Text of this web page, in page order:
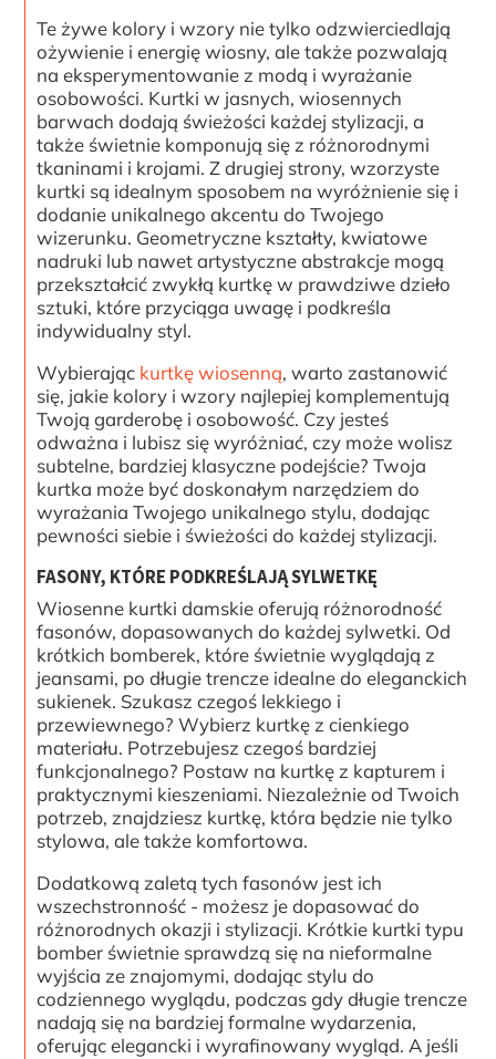
Te żywe kolory i wzory nie tylko odzwierciedlają
ożywienie i energię wiosny, ale także pozwalają
na eksperymentowanie z modą i wyrażanie
osobowości. Kurtki w jasnych, wiosennych
barwach dodają świeżości każdej stylizacji, a
także świetnie komponują się z różnorodnymi
tkaninami i krojami. Z drugiej strony, wzorzyste
kurtki są idealnym sposobem na wyróżnienie się i
dodanie unikalnego akcentu do Twojego
wizerunku. Geometryczne kształty, kwiatowe
nadruki lub nawet artystyczne abstrakcje mogą
przekształcić zwykłą kurtkę w prawdziwe dzieło
sztuki, które przyciąga uwagę i podkreśla
indywidualny styl.
Wybierając kurtkę wiosenną, warto zastanowić
się, jakie kolory i wzory najlepiej komplementują
Twoją garderobę i osobowość. Czy jesteś
odważna i lubisz się wyróżniać, czy może wolisz
subtelne, bardziej klasyczne podejście? Twoja
kurtka może być doskonałym narzędziem do
wyrażania Twojego unikalnego stylu, dodając
pewności siebie i świeżości do każdej stylizacji.
FASONY, KTÓRE PODKREŚLAJĄ SYLWETKĘ
Wiosenne kurtki damskie oferują różnorodność
fasonów, dopasowanych do każdej sylwetki. Od
krótkich bomberek, które świetnie wyglądają z
jeansami, po długie trencze idealne do eleganckich
sukienek. Szukasz czegoś lekkiego i
przewiewnego? Wybierz kurtkę z cienkiego
materiału. Potrzebujesz czegoś bardziej
funkcjonalnego? Postaw na kurtkę z kapturem i
praktycznymi kieszeniami. Niezależnie od Twoich
potrzeb, znajdziesz kurtkę, która będzie nie tylko
stylowa, ale także komfortowa.
Dodatkową zaletą tych fasonów jest ich
wszechstronność - możesz je dopasować do
różnorodnych okazji i stylizacji. Krótkie kurtki typu
bomber świetnie sprawdzą się na nieformalne
wyjścia ze znajomymi, dodając stylu do
codziennego wyglądu, podczas gdy długie trencze
nadają się na bardziej formalne wydarzenia,
oferując elegancki i wyrafinowany wygląd. A jeśli